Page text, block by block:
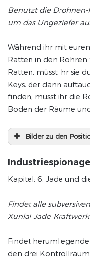
Benutzt die Drohnen-
um das Ungeziefer
Während ihr mit
Ratten in den Rohren
Ratten, müsst ihr sie
Keys, der dann
finden, müsst ihr die
Boden der Räume
Bilder zu den
Industriespionage
Kapitel: 6. Jade und
Findet alle
Xunlai-Jade-Kraftwerk.
Findet
den drei